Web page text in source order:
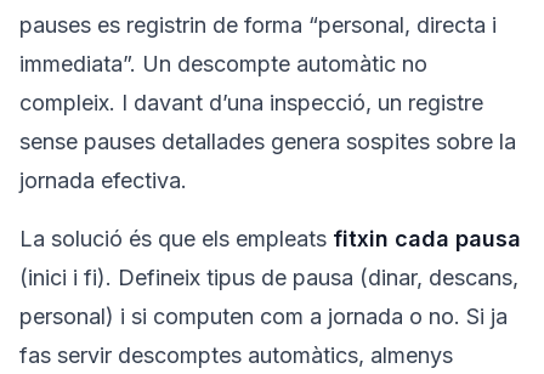
pauses es registrin de forma “personal, directa i
immediata”. Un descompte automàtic no
compleix. I davant d’una inspecció, un registre
sense pauses detallades genera sospites sobre la
jornada efectiva.
La solució és que els empleats fitxin cada pausa
(inici i fi). Defineix tipus de pausa (dinar, descans,
personal) i si computen com a jornada o no. Si ja
fas servir descomptes automàtics, almenys